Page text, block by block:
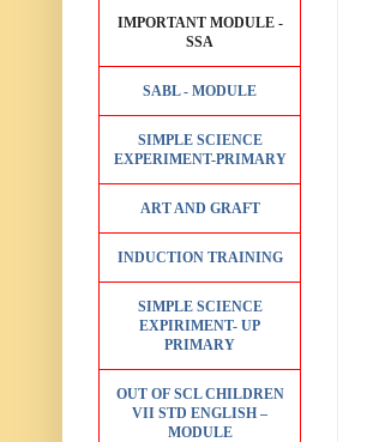
IMPORTANT MODULE -
SSA
SABL - MODULE
SIMPLE SCIENCE
EXPERIMENT-PRIMARY
ART AND GRAFT
INDUCTION TRAINING
SIMPLE SCIENCE
EXPIRIMENT- UP
PRIMARY
OUT OF SCL CHILDREN
VII STD ENGLISH –
MODULE